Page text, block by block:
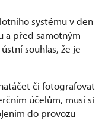
systému v den
a před samotným
souhlas, že je
či fotografovat
účelům, musí si
do provozu